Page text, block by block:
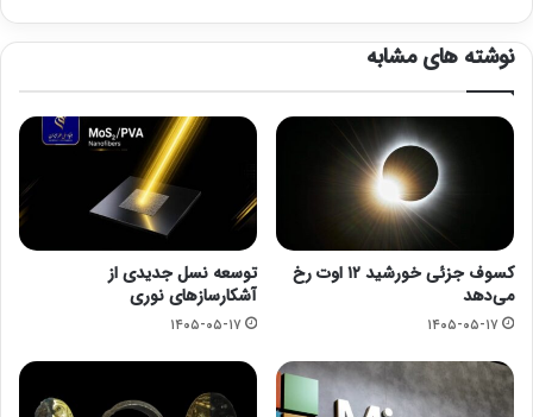
نوشته های مشابه
کسوف جزئی خورشید ۱۲ اوت رخ
می‌دهد
۱۴۰۵-۰۵-۱۷
توسعه نسل جدیدی از
آشکارسازهای نوری
۱۴۰۵-۰۵-۱۷